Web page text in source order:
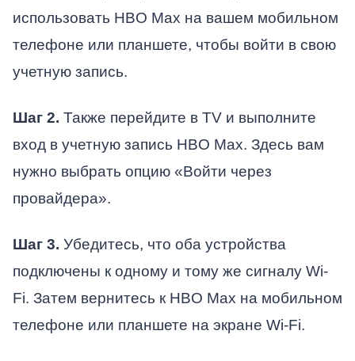
использовать HBO Max на вашем мобильном
телефоне или планшете, чтобы войти в свою
учетную запись.
Шаг 2. Также перейдите в TV и выполните
вход в учетную запись HBO Max. Здесь вам
нужно выбрать опцию «Войти через
провайдера».
Шаг 3. Убедитесь, что оба устройства
подключены к одному и тому же сигналу Wi-
Fi. Затем вернитесь к HBO Max на мобильном
телефоне или планшете на экране Wi-Fi.